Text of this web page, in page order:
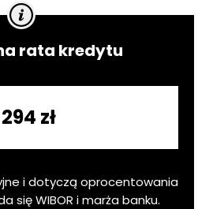
rata kredytu
zł
i dotyczą oprocentowania
się WIBOR i marża banku.